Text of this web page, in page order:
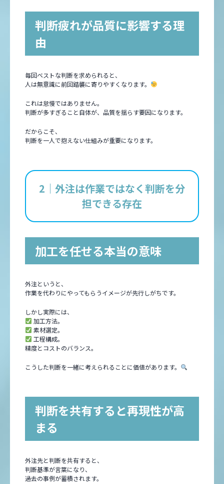
判断疲れが品質に影響する理
由
毎回ベストな判断を求められると、
人は無意識に前回踏襲に寄りやすくなります。
これは怠慢ではありません。
判断が多すぎること自体が、品質を揺らす要因になります。
だからこそ、
判断を一人で抱えない仕組みが重要になります。
2｜外注は作業ではなく判断を分
担できる存在
加工を任せる本当の意味
外注というと、
作業を代わりにやってもらうイメージが先行しがちです。
しかし実際には、
加工方法。
素材選定。
工程構成。
精度とコストのバランス。
こうした判断を一緒に考えられることに価値があります。
判断を共有すると再現性が高
まる
外注先と判断を共有すると、
判断基準が言葉になり、
過去の事例が蓄積されます。